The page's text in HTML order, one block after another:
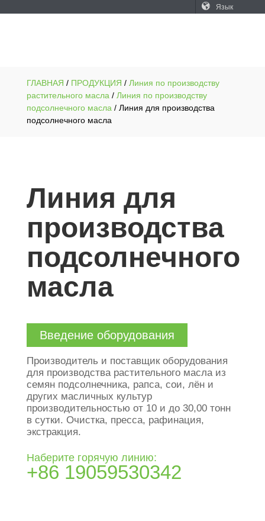
Язык
ГЛАВНАЯ / ПРОДУКЦИЯ / Линия по производству
растительного масла/ Линия по производству
подсолнечного масла/ Линия для производства
подсолнечного масла
Линия для
производства
подсолнечного
масла
Введение оборудования
Производитель и поставщик оборудования
для производства растительного масла из
семян подсолнечника, рапса, сои, лён и
других масличных культур
производительностью от 10 и до 30,00 тонн
в сутки. Очистка, пресса, рафинация,
экстракция.
Наберите горячую линию:
+86 19059530342